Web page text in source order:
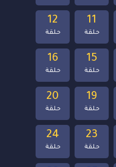
24
حلقة
23
حلقة
20
حلقة
19
حلقة
16
حلقة
15
حلقة
12
حلقة
11
حلقة